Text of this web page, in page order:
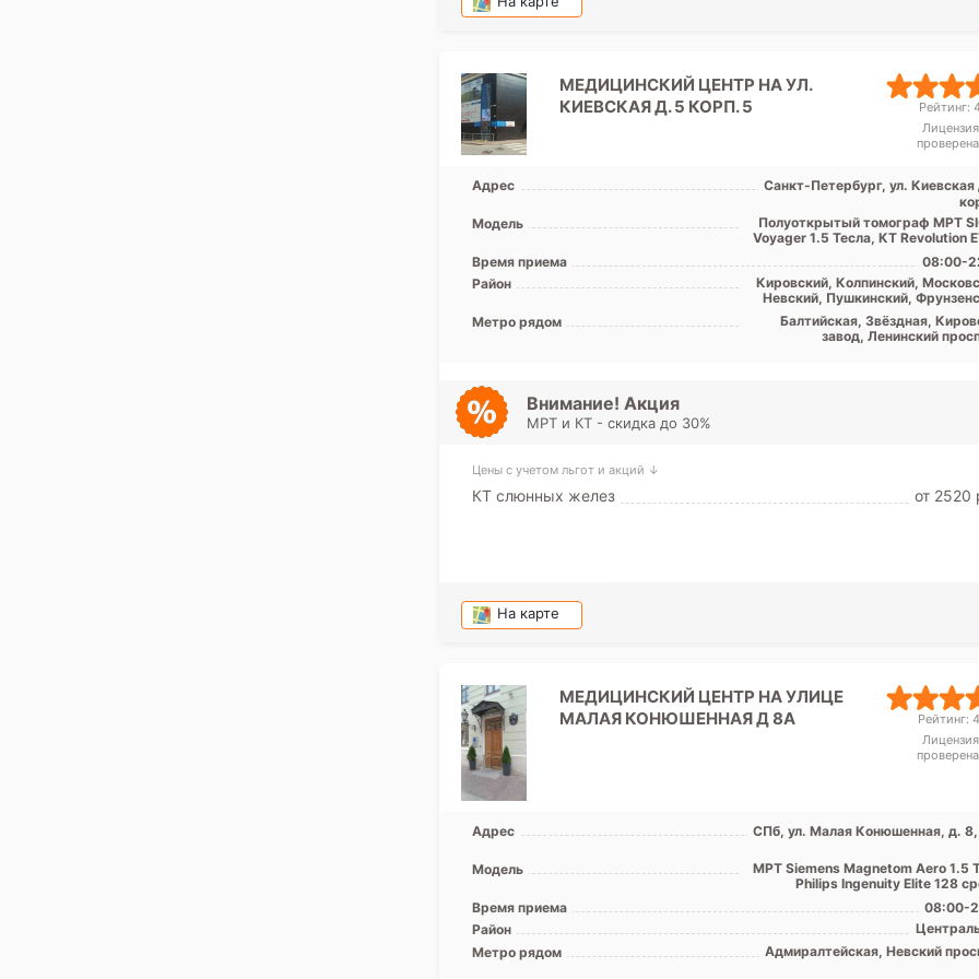
МЕДИЦИНСКИЙ ЦЕНТР НА УЛ.
КИЕВСКАЯ Д. 5 КОРП. 5
Рейтинг:
Лицензия
проверена
Адрес
Санкт-Петербург, ул. Киевская
Модель
Полуоткрытый томограф МРТ
Voyager 1.5 Тесла, КТ Revolution
Время приема
08:00-
Район
Кировский, Колпинский,
Невский, Пушкинский,
Центральный, Лен.
Метро рядом
Балтийская, Звёздная,
завод, Ленинский
Внимание! Акция
МРТ и КТ - скидка до 30%
Цены с учетом льгот и акций ↓
КТ слюнных желез от 2520
На карте
МЕДИЦИНСКИЙ ЦЕНТР НА УЛИЦЕ
МАЛАЯ КОНЮШЕННАЯ Д 8А
Рейтинг:
Лицензия
проверена
Адрес
СПб, ул. Малая Конюшенная, д. 8,
Модель
МРТ Siemens Magnetom Aero 1.5
Philips Ingenuity Elite 128
Время приема
08:00-
Район
Метро рядом
Адмиралтейская, Невский